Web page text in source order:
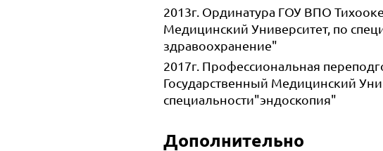
2013г. Ординатура ГОУ ВПО
Медицинский Университет, по
здравоохранение"
2017г. Профессиональная
Государственный Медицинский
специальности"эндоскопия"
Дополнительно